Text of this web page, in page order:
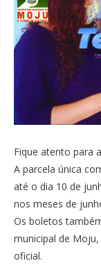
Fique atento para
A parcela única
até o dia 10 de
nos meses de
Os boletos
municipal de
oficial.